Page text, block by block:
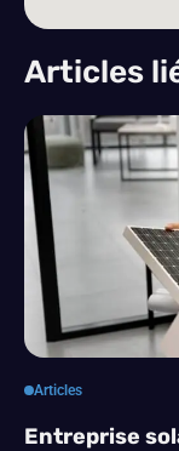
Articles
Articles
Entreprise